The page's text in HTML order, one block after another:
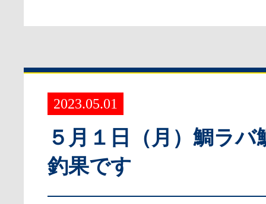
2023.05.01
５月１日（月）鯛ラバ
釣果です